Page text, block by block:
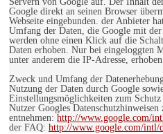
Google direkt an seinen Browser
Webseite eingebunden. der Anbieter
Umfang der Daten, die Google mit
werden ohne einen Klick auf die
Daten erhoben. Nur bei eingeloggten
unter anderem die IP-Adresse,
Zweck und Umfang der
Nutzung der Daten durch Google
Einstellungsmöglichkeiten zum
Nutzer Googles
entnehmen: http://www.google.com/
der FAQ: http://www.google.com/intl/